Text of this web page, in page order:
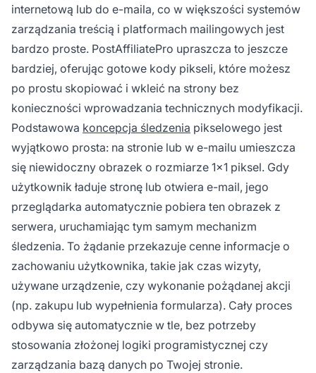
internetową lub do e-maila, co w większości systemów
zarządzania treścią i platformach mailingowych jest
bardzo proste. PostAffiliatePro upraszcza to jeszcze
bardziej, oferując gotowe kody pikseli, które możesz
po prostu skopiować i wkleić na strony bez
konieczności wprowadzania technicznych modyfikacji.
Podstawowa koncepcja śledzenia pikselowego jest
wyjątkowo prosta: na stronie lub w e-mailu umieszcza
się niewidoczny obrazek o rozmiarze 1x1 piksel. Gdy
użytkownik ładuje stronę lub otwiera e-mail, jego
przeglądarka automatycznie pobiera ten obrazek z
serwera, uruchamiając tym samym mechanizm
śledzenia. To żądanie przekazuje cenne informacje o
zachowaniu użytkownika, takie jak czas wizyty,
używane urządzenie, czy wykonanie pożądanej akcji
(np. zakupu lub wypełnienia formularza). Cały proces
odbywa się automatycznie w tle, bez potrzeby
stosowania złożonej logiki programistycznej czy
zarządzania bazą danych po Twojej stronie.